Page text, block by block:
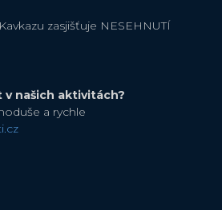
zasjišťuje NESEHNUTÍ
našich aktivitách?
a rychle